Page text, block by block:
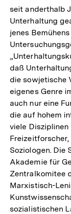
seit anderthalb
Unterhaltung
jenes
daß
die sowjetische
eigenes Genre
auch nur eine
die auf hohem
viele
Soziologen. Die
Akademie für
Zentralkomitee
Marxistisch-
sozialistischen